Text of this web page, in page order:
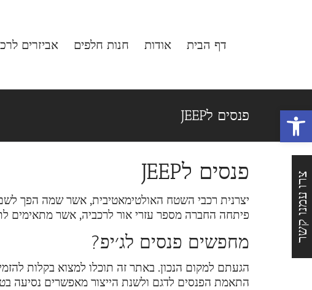
פתח סרגל נגישות
דף הבית
אודות חנות חלפים אביזרים
פנסים לJEEP
פנסים לJEEP
יצרנית רכבי השטח האולטימאטיבית, אשר שמה הפך לשם
פיתחה החברה מספר עזרי אור לרכביה, אשר מתאימים
מחפשים פנסים לג׳יפ?
הגעתם למקום הנכון. באתר זה תוכלו למצוא בקלות
התאמת הפנסים לדגם ולשנת הייצור מאפשרים נסיעה
צרו עמנו קשר